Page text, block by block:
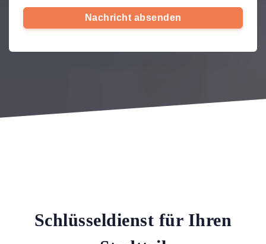
Nachricht absenden
Schlüsseldienst für Ihren